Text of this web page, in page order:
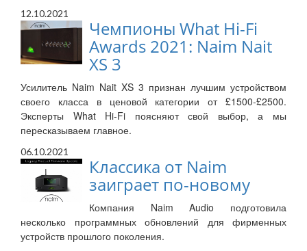
12.10.2021
Чемпионы What Hi-Fi
Awards 2021: Naim Nait
XS 3
Усилитель Naim Nait XS 3 признан лучшим устройством
своего класса в ценовой категории от £1500-£2500.
Эксперты What Hi-Fi поясняют свой выбор, а мы
пересказываем главное.
06.10.2021
Классика от Naim
заиграет по-новому
Компания Naim Audio подготовила
несколько программных обновлений для фирменных
устройств прошлого поколения.